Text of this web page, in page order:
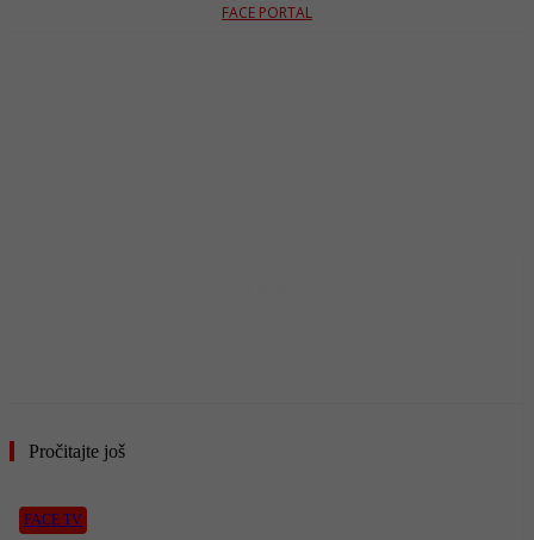
FACE PORTAL
Pročitajte još
FACE TV